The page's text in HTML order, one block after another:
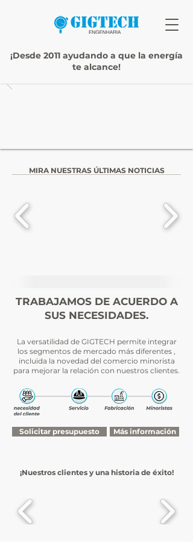
¡Desde 2011 ayudando a que la energía
te alcance!
MIRA NUESTRAS ÚLTIMAS NOTICIAS
TRABAJAMOS DE ACUERDO A
SUS NECESIDADES.
La versatilidad de GIGTECH permite integrar
los segmentos de mercado más diferentes ,
incluida la novedad del comercio minorista
para mejorar la relación con nuestros clientes.
Solicitar presupuesto Más información
¡Nuestros clientes y una historia de éxito!